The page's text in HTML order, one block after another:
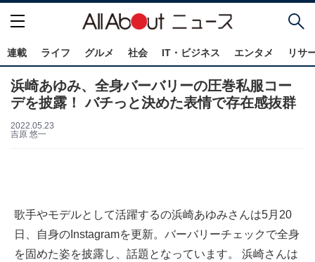
連載 ライフ グルメ 社会 IT・ビジネス エンタメ リサ
浜崎あゆみ、全身バーバリーの圧巻私服コー
デを披露！ バチっと決めた表情で存在感抜群
2022.05.23
吉原 悠一
歌手やモデルとして活躍するの浜崎あゆみさんは5月20
日、自身のInstagramを更新。バーバリーチェックで全身
を固めた姿を披露し、話題となっています。 浜崎さんは